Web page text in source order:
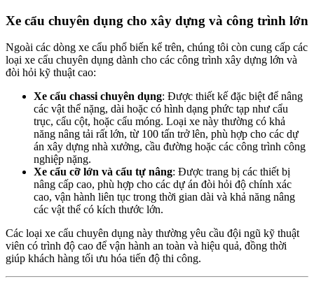
Xe cẩu chuyên dụng cho xây dựng và công trình lớn
Ngoài các dòng xe cẩu phổ biến kể trên, chúng tôi còn cung cấp các
loại xe cẩu chuyên dụng dành cho các công trình xây dựng lớn và
đòi hỏi kỹ thuật cao:
Xe cẩu chassi chuyên dụng: Được thiết kế đặc biệt để nâng
các vật thể nặng, dài hoặc có hình dạng phức tạp như cẩu
trục, cẩu cột, hoặc cẩu móng. Loại xe này thường có khả
năng nâng tải rất lớn, từ 100 tấn trở lên, phù hợp cho các dự
án xây dựng nhà xưởng, cầu đường hoặc các công trình công
nghiệp nặng.
Xe cẩu cỡ lớn và cẩu tự nâng: Được trang bị các thiết bị
nâng cấp cao, phù hợp cho các dự án đòi hỏi độ chính xác
cao, vận hành liên tục trong thời gian dài và khả năng nâng
các vật thể có kích thước lớn.
Các loại xe cẩu chuyên dụng này thường yêu cầu đội ngũ kỹ thuật
viên có trình độ cao để vận hành an toàn và hiệu quả, đồng thời
giúp khách hàng tối ưu hóa tiến độ thi công.